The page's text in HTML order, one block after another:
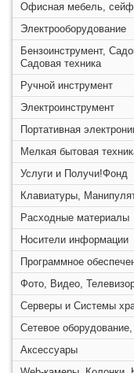
Офисная мебель,
Электрооборудование
Бензоинструмент,
Садовая техника
Ручной инструмент
Электроинструмент
Портативная
Мелкая бытовая
Услуги и Получи!Фонд
Клавиатуры,
Расходные материалы
Носители информации
Программное
Фото, Видео,
Серверы и Системы
Сетевое
Аксессуары